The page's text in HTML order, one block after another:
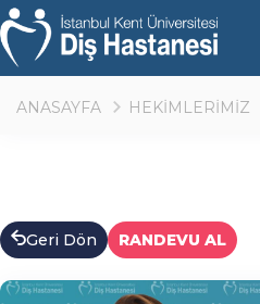
ANASAYFA HEKİMLERİMİZ
Geri Dön RANDEVU AL